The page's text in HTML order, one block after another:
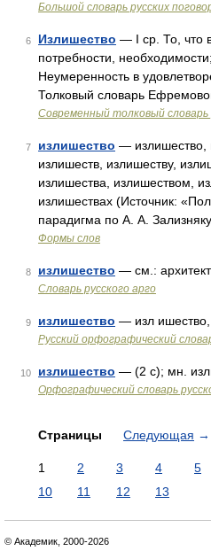
Большой словарь русских
6 Излишество — I ср. То, что
потребности,
Неумеренность в
Толковый словарь
Современный толковый словарь
7 излишество — излишество,
излишеств, излишеству,
излишества, излишеством,
излишествах (Источник:
парадигма по А. А.
Формы слов
8 излишество — см.:
Словарь русского арго
9 излишество — изл ишество,
Русский орфографический
10 излишество — (2 с); мн.
Орфографический словарь
Страницы Следующая →
1 2 3 4 5
10
11 12 13
© Академик, 2000-2026